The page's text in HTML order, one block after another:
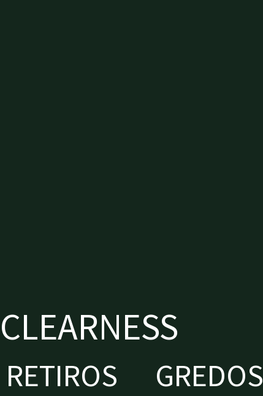
CLEARNESS
RETIROS GREDOS